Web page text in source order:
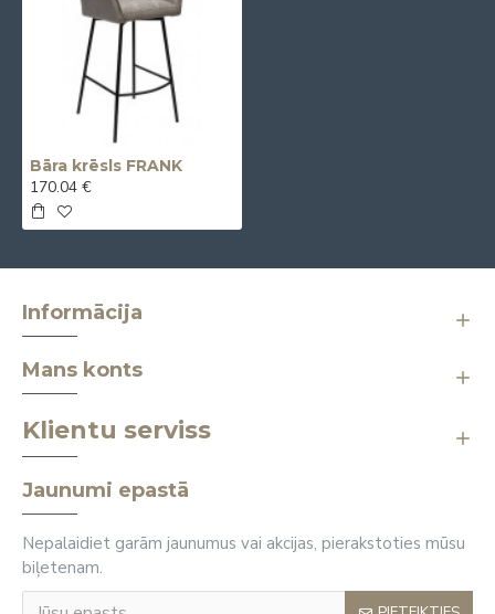
Bāra krēsls FRANK
170.04 €
Informācija
Mans konts
Klientu serviss
Jaunumi epastā
Nepalaidiet garām jaunumus vai akcijas, pierakstoties mūsu
biļetenam.